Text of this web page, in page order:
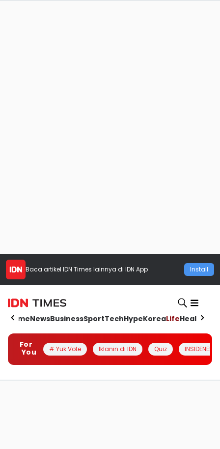
Baca artikel IDN Times lainnya di IDN App Install
HomeNewsBusinessSportTechHypeKoreaLifeHealth
For
You
# Yuk Vote Iklanin di IDN Quiz INSIDENESIA